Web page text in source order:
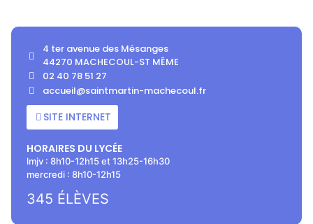
4 ter avenue des Mésanges
44270 MACHECOUL-ST MÊME
02 40 78 51 27
accueil@saintmartin-machecoul.fr
SITE INTERNET
HORAIRES DU LYCÉE
lmjv : 8h10-12h15 et 13h25-16h30
mercredi : 8h10-12h15
345 ÉLÈVES